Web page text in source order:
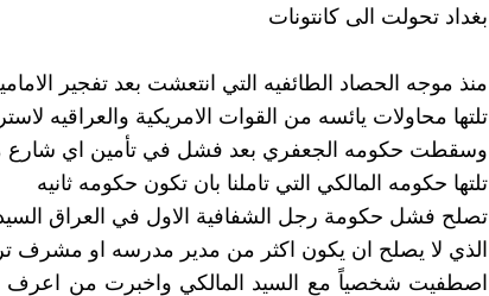
بغداد تحولت الى كانتونات
منذ موجه الحصاد الطائفيه التي انتعشت بعد تفجير
تلتها محاولات يائسه من القوات الامريكية والعراقيه
وسقطت حكومه الجعفري بعد فشل في تأمين اي شارع
تلتها حكومه المالكي التي تاملنا بان تكون حكومه ثانيه
تصلح فشل حكومة رجل الشفافية الاول في العراق
الذي لا يصلح ان يكون اكثر من مدير مدرسه او مشرف
اصطفيت شخصياً مع السيد المالكي واخبرت من اعرف